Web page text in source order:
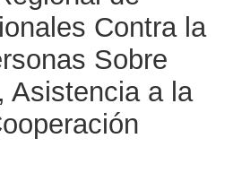
Contra la
Sobre
Asistencia a la